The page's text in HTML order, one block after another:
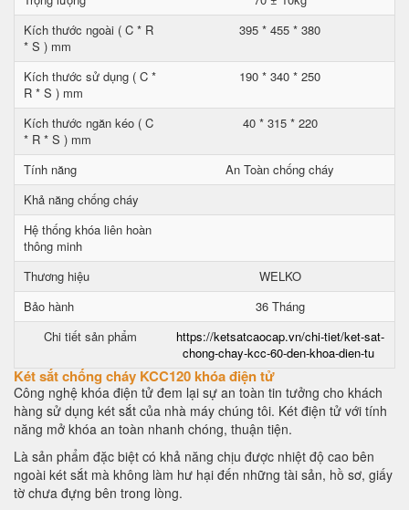
Kích thước ngoài ( C * R
* S ) mm
395 * 455 * 380
Kích thước sử dụng ( C *
R * S ) mm
190 * 340 * 250
Kích thước ngăn kéo ( C
* R * S ) mm
40 * 315 * 220
Tính năng
An Toàn chống cháy
Khả năng chống cháy
Hệ thống khóa liên hoàn
thông minh
Thương hiệu
WELKO
Bảo hành
36 Tháng
Chi tiết sản phẩm
https://ketsatcaocap.vn/chi-tiet/ket-sat-
chong-chay-kcc-60-den-khoa-dien-tu
Két sắt chống cháy KCC120 khóa điện tử
Công nghệ khóa điện tử đem lại sự an toàn tin tưởng cho khách
hàng sử dụng két sắt của nhà máy chúng tôi. Két điện tử với tính
năng mở khóa an toàn nhanh chóng, thuận tiện.
Là sản phẩm đặc biệt có khả năng chịu được nhiệt độ cao bên
ngoài két sắt mà không làm hư hại đến những tài sản, hồ sơ, giấy
tờ chưa đựng bên trong lòng.